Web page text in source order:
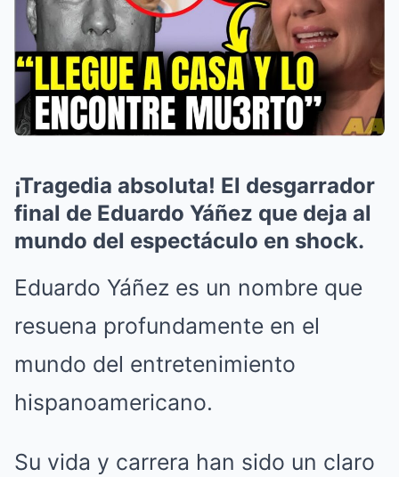
¡Tragedia absoluta! El desgarrador
final de Eduardo Yáñez que deja al
mundo del espectáculo en shock.
Eduardo Yáñez es un nombre que
resuena profundamente en el
mundo del entretenimiento
hispanoamericano.
Su vida y carrera han sido un claro